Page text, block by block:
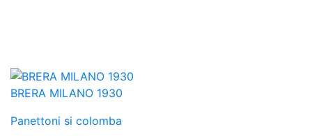
BRERA MILANO 1930
Panettoni si colomba